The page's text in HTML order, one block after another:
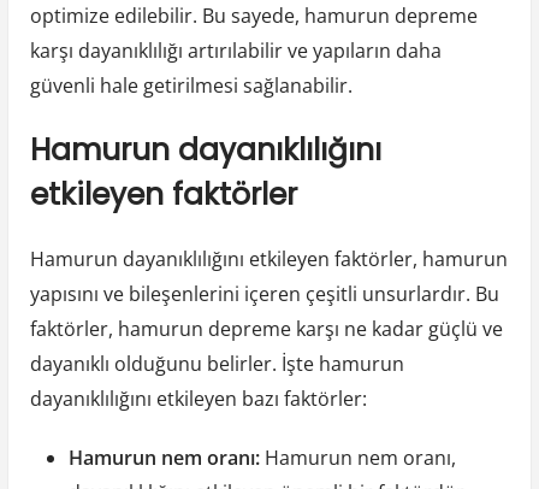
optimize edilebilir. Bu sayede, hamurun depreme
karşı dayanıklılığı artırılabilir ve yapıların daha
güvenli hale getirilmesi sağlanabilir.
Hamurun dayanıklılığını
etkileyen faktörler
Hamurun dayanıklılığını etkileyen faktörler, hamurun
yapısını ve bileşenlerini içeren çeşitli unsurlardır. Bu
faktörler, hamurun depreme karşı ne kadar güçlü ve
dayanıklı olduğunu belirler. İşte hamurun
dayanıklılığını etkileyen bazı faktörler:
Hamurun nem oranı:Hamurun nem oranı,